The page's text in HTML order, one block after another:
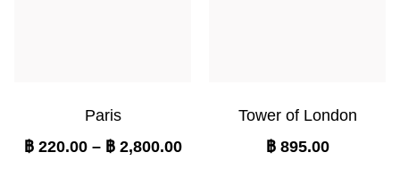
Paris
฿220.00 – ฿2,800.00
Tower of London
฿895.00